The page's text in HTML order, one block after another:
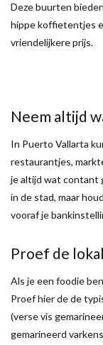
Deze buurten
hippe koffietentjes
vriendelijkere prijs.
Neem altijd
In Puerto Vallarta
restaurantjes,
je altijd wat contant
in de stad, maar
vooraf je
Proef de
Als je een foodie
Proef hier de de
(verse vis
gemarineerd